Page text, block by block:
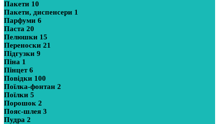
Пакети 10
Пакети, диспенсери 1
Парфуми 6
Паста 20
Пелюшки 15
Переноски 21
Підгузки 9
Піна 1
Пінцет6
Повідки 100
Поїлка-фонтан 2
Поїлки 5
Порошок 2
Пояс-шлея 3
Пудра 2